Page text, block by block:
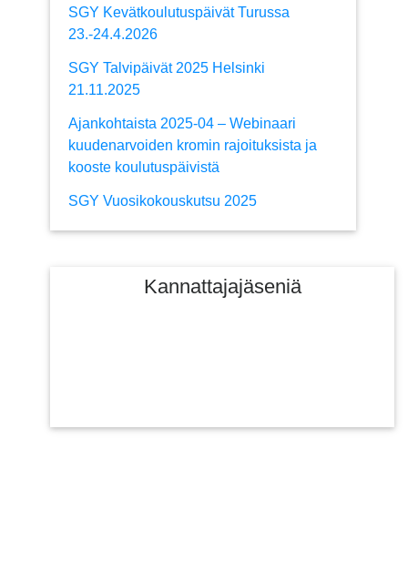
SGY Kevätkoulutuspäivät Turussa
23.-24.4.2026
SGY Talvipäivät 2025 Helsinki
21.11.2025
Ajankohtaista 2025-04 – Webinaari
kuudenarvoiden kromin rajoituksista ja
kooste koulutuspäivistä
SGY Vuosikokouskutsu 2025
Kannattajajäseniä